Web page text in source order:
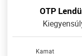
OTP
Kamat